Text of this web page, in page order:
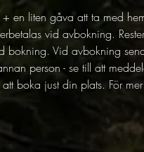
en liten gåva att ta med
vid avbokning.
bokning. Vid avbokning
person - se till att
boka just din plats. För